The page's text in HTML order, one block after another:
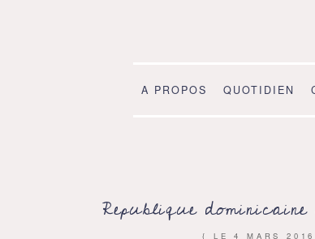
A PROPOS QUOTIDIEN
Republique
{ LE4 MARS 2016